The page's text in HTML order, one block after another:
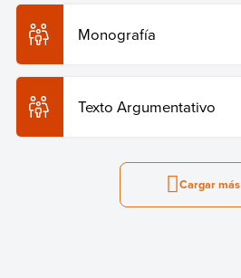
Monografía
Texto Argumentativo
Cargar más